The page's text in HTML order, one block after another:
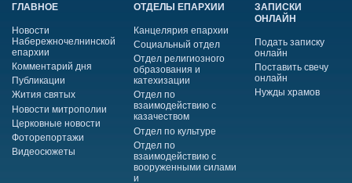
ГЛАВНОЕ
Новости
Набережночелнинской
епархии
Комментарий дня
Публикации
Жития святых
Новости митрополии
Церковные новости
Фоторепортажи
Видеосюжеты
ОТДЕЛЫ ЕПАРХИИ
Канцелярия епархии
Социальный отдел
Отдел религиозного
образования и
катехизации
Отдел по
взаимодействию с
казачеством
Отдел по культуре
Отдел по
взаимодействию с
вооруженными силами
и
ЗАПИСКИ
ОНЛАЙН
Подать записку
онлайн
Поставить свечу
онлайн
Нужды храмов